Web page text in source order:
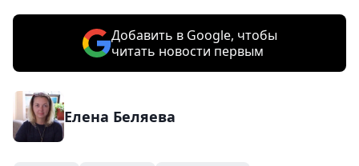
Добавить в Google, чтобы
читать новости первым
Елена Беляева